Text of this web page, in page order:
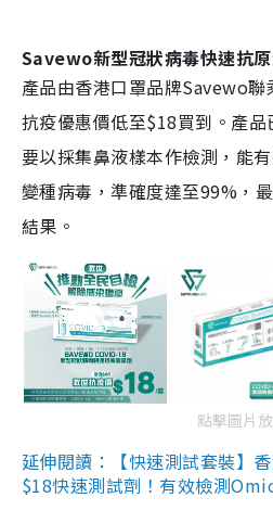
Savewo新型冠狀病毒快速抗
產品由香港口罩品牌Savewo聯
抗疫優惠價低至$18買到。產品
要以採集鼻液樣本作檢測，能
變種病毒，準確度達至99%，
結果。
點擊圖片
延伸閱讀：【快速測試套裝】
$18快速測試劑！有效檢測